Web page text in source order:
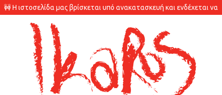
🚧 Η ιστοσελίδα μας βρίσκεται υπό ανακατασκευή και ενδέχεται να
υπάρχουν διαφορές στις διαθεσιμότητες των προϊόντων.